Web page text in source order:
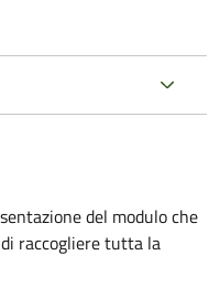
del modulo che
raccogliere tutta la